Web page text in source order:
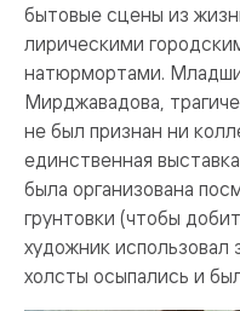
бытовые сцены из
лирическими
натюрмортами.
Мирджавадова,
не был признан ни
единственная
была организована
грунтовки (чтобы
художник использовал
холсты осыпались и